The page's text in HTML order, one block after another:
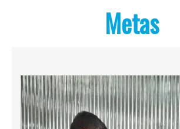
Metas